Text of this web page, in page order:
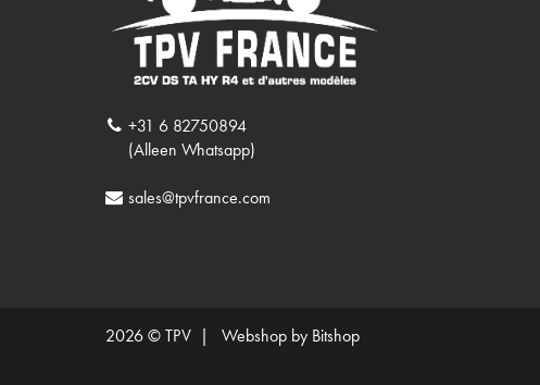
+31 6 82750894
(Alleen Whatsapp)
sales@tpvfrance.com
2026 © TPV | Webshop by Bitshop